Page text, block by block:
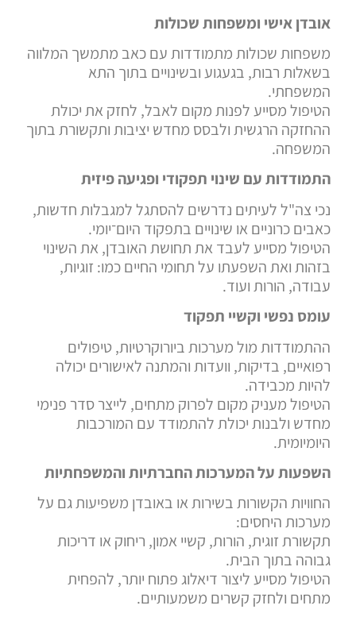
אובדן אישי ומשפחות שכולות
משפחות שכולות מתמודדות עם כאב מתמשך המלווה
בשאלות רבות, בגעגוע ובשינויים בתוך התא
המשפחתי.
הטיפול מסייע לפנות מקום לאבל, לחזק את יכולת
ההחזקה הרגשית ולבסס מחדש יציבות ותקשורת בתוך
המשפחה.
התמודדות עם שינוי תפקודי ופגיעה פיזית
נכי צה"ל לעיתים נדרשים להסתגל למגבלות חדשות,
כאבים כרוניים או שינויים בתפקוד היום־יומי.
הטיפול מסייע לעבד את תחושת האובדן, את השינוי
בזהות ואת השפעתו על תחומי החיים כמו: זוגיות,
עבודה, הורות ועוד.
עומס נפשי וקשיי תפקוד
ההתמודדות מול מערכות ביורוקרטיות, טיפולים
רפואיים, בדיקות, וועדות והמתנה לאישורים יכולה
להיות מכבידה.
הטיפול מעניק מקום לפרוק מתחים, לייצר סדר פנימי
מחדש ולבנות יכולת להתמודד עם המורכבות
היומיומית.
השפעות על המערכות החברתיות והמשפחתיות
החוויות הקשורות בשירות או באובדן משפיעות גם על
מערכות היחסים:
תקשורת זוגית, הורות, קשיי אמון, ריחוק או דריכות
גבוהה בתוך הבית.
הטיפול מסייע ליצור דיאלוג פתוח יותר, להפחית
מתחים ולחזק קשרים משמעותיים.